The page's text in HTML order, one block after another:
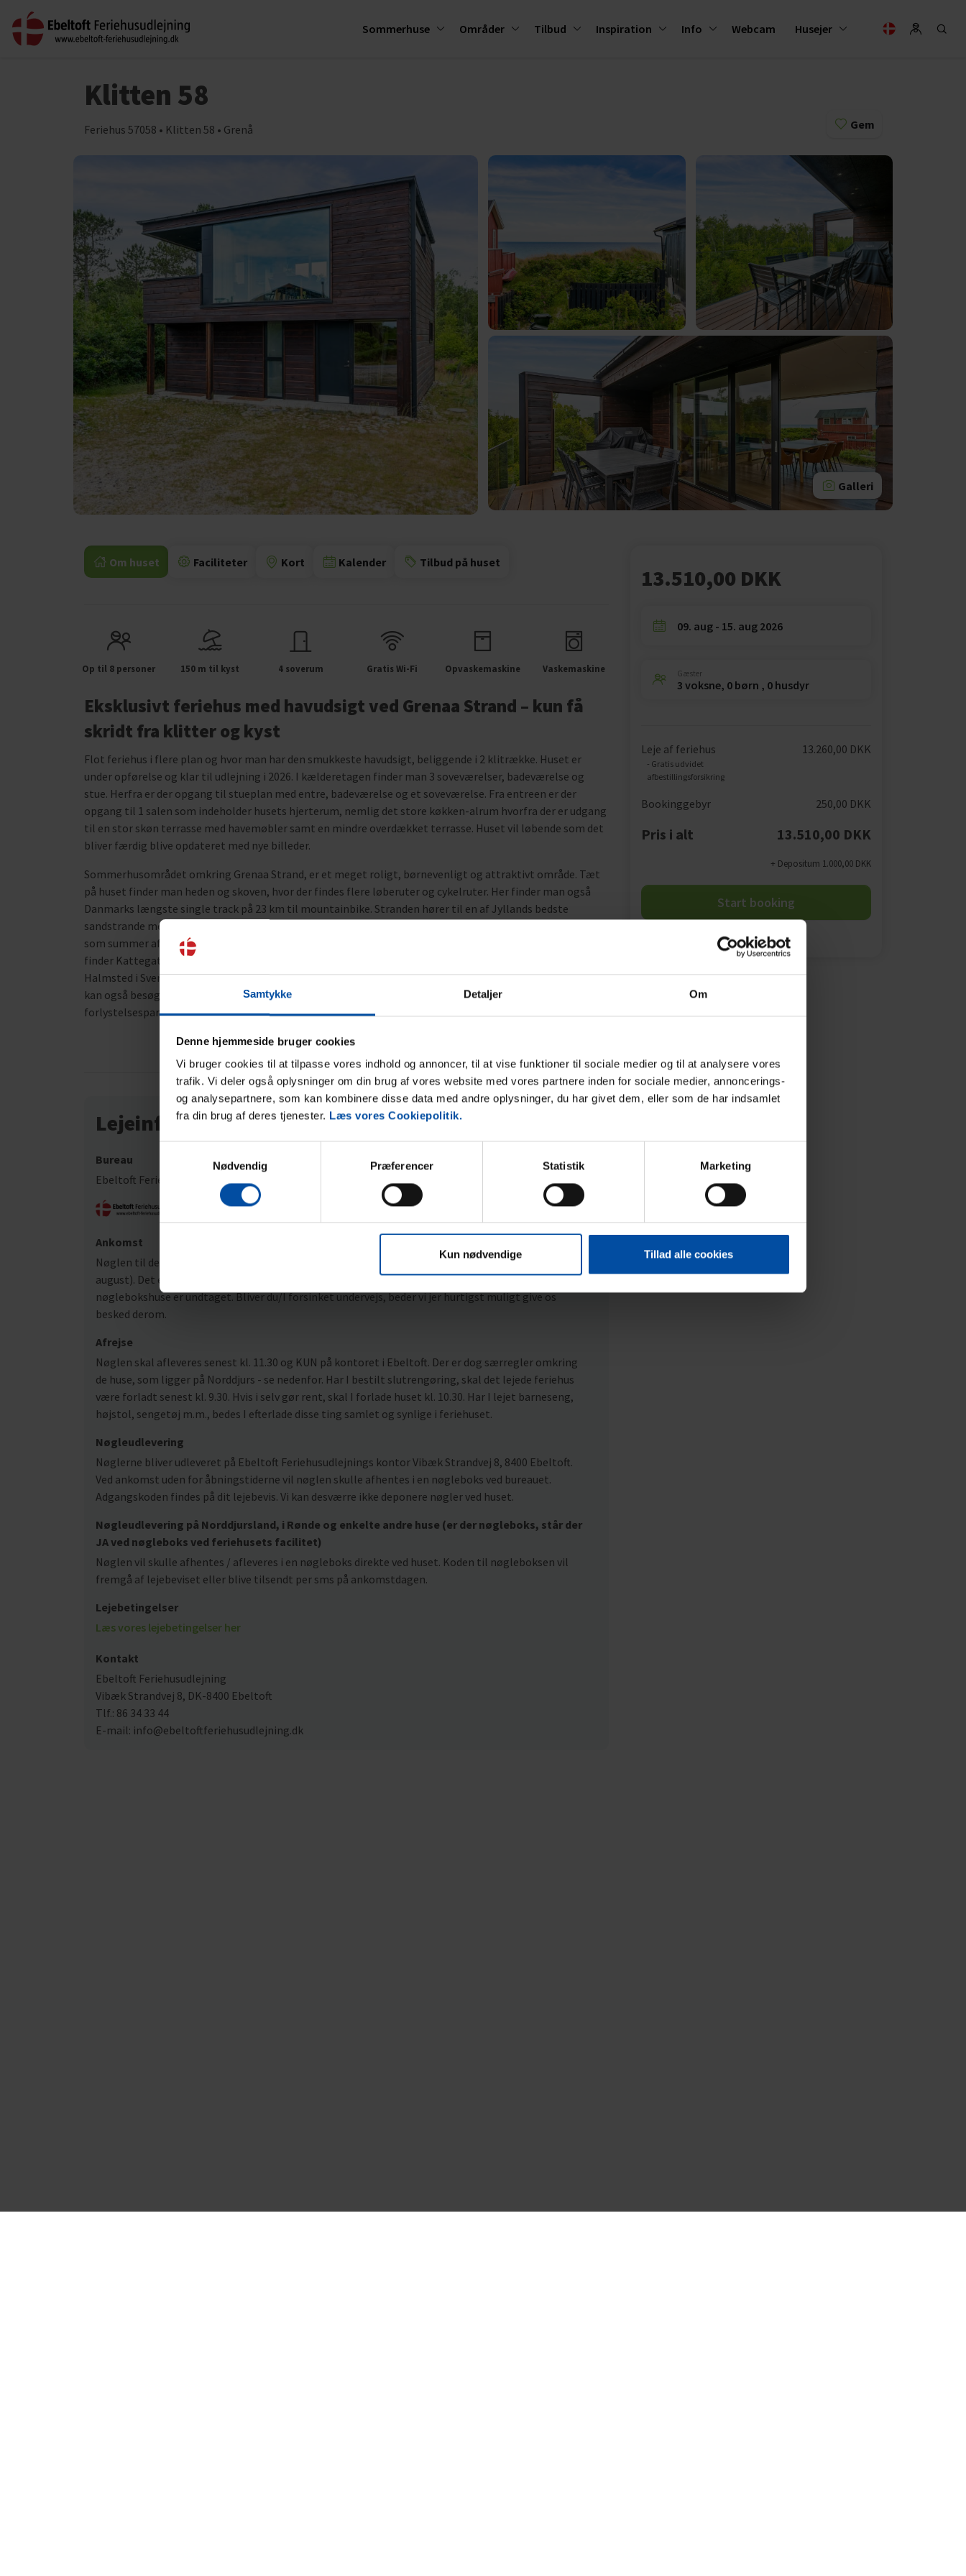
Samtykke Detaljer Om
Denne hjemmeside bruger cookies
Vi bruger cookies til at tilpasse vores indhold og annoncer, til at vise funktioner til sociale medier og til at analysere vores
trafik. Vi deler også oplysninger om din brug af vores website med vores partnere inden for sociale medier, annoncerings-
og analysepartnere, som kan kombinere disse data med andre oplysninger, du har givet dem, eller som de har indsamlet
fra din brug af deres tjenester. Læs vores Cookiepolitik.
Nødvendig
Præferencer Statistik Marketing
Kun nødvendige Tillad alle cookies
Sommerhuse Områder Tilbud Inspiration Info Webcam Husejer
Klitten 58
Feriehus 57058 • Klitten 58 • Grenå Gem
Galleri
Om huset Faciliteter Kort Kalender Tilbud på huset
Op til 8 personer 150 m til kyst 4 soverum Gratis Wi-Fi Opvaskemaskine Vaskemaskine
Eksklusivt feriehus med havudsigt ved Grenaa Strand – kun få
skridt fra klitter og kyst
Flot feriehus i flere plan og hvor man har den smukkeste havudsigt, beliggende i 2 klitrække. Huset er
under opførelse og klar til udlejning i 2026. I kælderetagen finder man 3 soveværelser, badeværelse og
stue. Herfra er der opgang til stueplan med entre, badeværelse og et soveværelse. Fra entreen er der
opgang til 1 salen som indeholder husets hjerterum, nemlig det store køkken-alrum hvorfra der er udgang
til en stor skøn terrasse med havemøbler samt en mindre overdækket terrasse. Huset vil løbende som det
bliver færdig blive opdateret med nye billeder.
Sommerhusområdet omkring Grenaa Strand, er et meget roligt, børnevenligt og attraktivt område. Tæt
på huset finder man heden og skoven, hvor der findes flere løberuter og cykelruter. Her finder man også
Danmarks længste single track på 23 km til mountainbike. Stranden hører til en af Jyllands bedste
sandstrande med klitter og gryder, fint sand, sandbund og blåt flag. Her finder man også lystbådehavnen,
som summer af liv sommeren igennem og hvor man finder flere gode spisesteder. Det er også her man
finder Kattegatcentret, hvor det er muligt at komme tæt på hajerne. Fra havnen er der daglig sejlads til
Halmsted i Sverige og til Anholt. Grenaa By byder desuden på mange hyggelige butikker og cafeer og her
kan også besøge Museum Østjylland. Fra Grenaa er der ca. 1/2 times kørsel til Nordens største
forlystelsespark Djurs Sommerland og ca. en times kørsel til Randers Regnskov.
Lejeinformation
Bureau
Ebeltoft Feriehusudlejning
Ankomst
Nøglen til det lejede feriehus kan afhentes på ankomstdagen fra kl. 15.00 (dog kl. 16 i juni, juli og
august). Det er ikke muligt at aftale andre afhentningssteder end hos os på kontoret,
nøglebokshuse er undtaget. Bliver du/I forsinket undervejs, beder vi jer hurtigst muligt give os
besked derom.
Afrejse
Nøglen skal afleveres senest kl. 11.30 og KUN på kontoret i Ebeltoft. Der er dog særregler omkring
de huse, som ligger på Norddjurs - se nedenfor. Har I bestilt slutrengøring, skal det lejede feriehus
være forladt senest kl. 9.30. Hvis i selv gør rent, skal I forlade huset kl. 10.30. Har I lejet barneseng,
højstol, sengetøj m.m., bedes I efterlade disse ting samlet og synlige i feriehuset.
Nøgleudlevering
Nøglerne bliver udleveret på Ebeltoft Feriehusudlejnings kontor Vibæk Strandvej 8, 8400 Ebeltoft.
Ved ankomst uden for åbningstiderne vil nøglen skulle afhentes i en nøgleboks ved bureauet.
Adgangskoden findes på dit lejebevis. Vi kan desværre ikke deponere nøgler ved huset.
Nøgleudlevering på Norddjursland, i Rønde og enkelte andre huse (er der nøgleboks, står der
JA ved nøgleboks ved feriehusets facilitet)
Nøglen vil skulle afhentes / afleveres i en nøgleboks direkte ved huset. Koden til nøgleboksen vil
fremgå af lejebeviset eller blive tilsendt per sms på ankomstdagen.
Lejebetingelser
Læs vores lejebetingelser her
Kontakt
Ebeltoft Feriehusudlejning
Vibæk Strandvej 8, DK-8400 Ebeltoft
Tlf.: 86 34 33 44
E-mail: info@ebeltoftferiehusudlejning.dk
13.510,00 DKK
09. aug - 15. aug 2026
Gæster
3 voksne, 0 børn , 0 husdyr
Leje af feriehus
- Gratis udvidet
afbestillingsforsikring
13.260,00 DKK
Bookinggebyr 250,00 DKK
Pris i alt 13.510,00 DKK
+ Depositum 1.000,00 DKK
Start booking
Opret en søgeagent